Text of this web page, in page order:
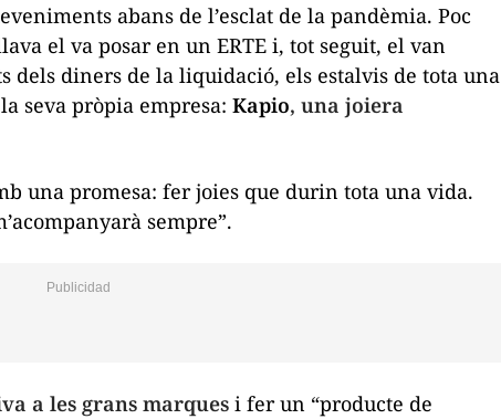
abans de l’esclat de la pandèmia. Poc
el va posar en un ERTE i, tot seguit, el van
dels diners de la liquidació, els estalvis de tota una
seva pròpia empresa: Kapio, una joiera
una promesa: fer joies que durin tota una vida.
sempre”.
a les grans marques i fer un “producte de